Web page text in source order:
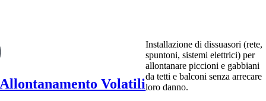
Allontanamento Volatili
Installazione di dissuasori (rete,
spuntoni, sistemi elettrici) per
allontanare piccioni e gabbiani
da tetti e balconi senza arrecare
loro danno.